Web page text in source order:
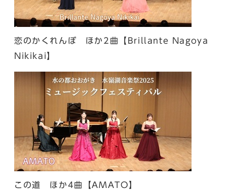
恋のかくれんぼ ほか2曲【Brillante Nagoya
Nikikai】
この道 ほか4曲【AMATO】